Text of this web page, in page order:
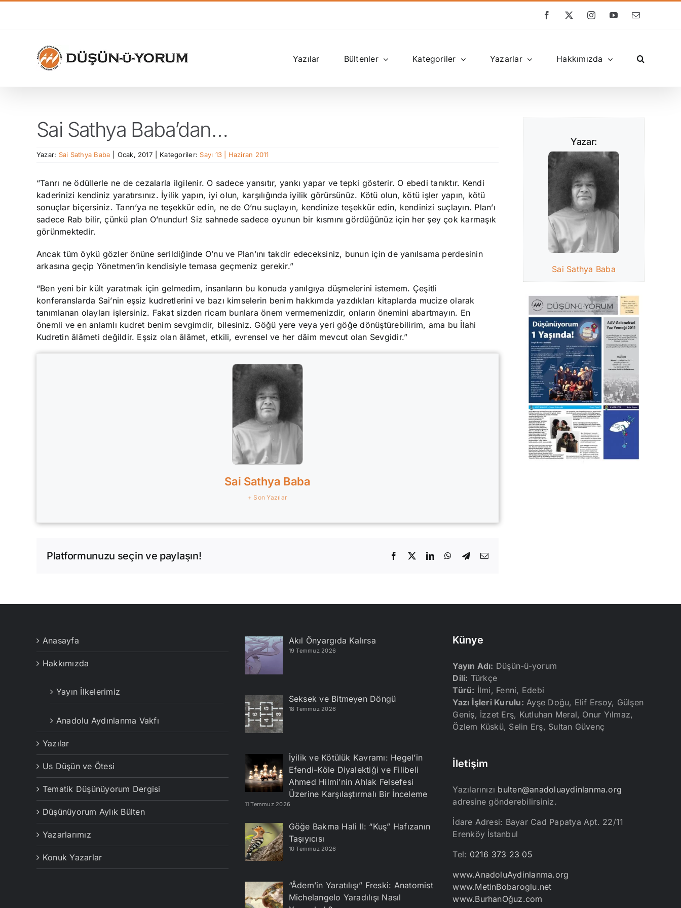
Facebook
X InstagramYouTube
E-
Yazılar Bültenler Kategoriler Yazarlar Hakkımızda
Sai Sathya Baba’dan…
Yazar: Sai Sathya Baba Ocak, 2017 Kategoriler: Sayı 13 | Haziran 2011
“Tanrı ne ödüllerle ne de cezalarla ilgilenir. O sadece yansıtır, yankı yapar ve tepki gösterir. O ebedi tanıktır. Kendi
kaderinizi kendiniz yaratırsınız. İyilik yapın, iyi olun, karşılığında iyilik görürsünüz. Kötü olun, kötü işler yapın, kötü
sonuçlar biçersiniz. Tanrı’ya ne teşekkür edin, ne de O’nu suçlayın, kendinize teşekkür edin, kendinizi suçlayın. Plan’ı
sadece Rab bilir, çünkü plan O’nundur! Siz sahnede sadece oyunun bir kısmını gördüğünüz için her şey çok karmaşık
görünmektedir.
Ancak tüm öykü gözler önüne serildiğinde O’nu ve Plan’ını takdir edeceksiniz, bunun için de yanılsama perdesinin
arkasına geçip Yönetmen’in kendisiyle temasa geçmeniz gerekir.”
“Ben yeni bir kült yaratmak için gelmedim, insanların bu konuda yanılgıya düşmelerini istemem. Çeşitli
konferanslarda Sai’nin eşsiz kudretlerini ve bazı kimselerin benim hakkımda yazdıkları kitaplarda mucize olarak
tanımlanan olayları işlersiniz. Fakat sizden ricam bunlara önem vermemenizdir, onların önemini abartmayın. En
önemli ve en anlamlı kudret benim sevgimdir, bilesiniz. Göğü yere veya yeri göğe dönüştürebilirim, ama bu İlahi
Kudretin âlâmeti değildir. Eşsiz olan âlâmet, etkili, evrensel ve her dâim mevcut olan Sevgidir.”
Sai Sathya Baba
+ Son Yazılar
Platformunuzu seçin ve paylaşın! Facebook LinkedInWhatsApp
Telegram
E-
Yazar:
Sai Sathya Baba
Anasayfa
Hakkımızda
Yayın İlkelerimiz
Anadolu Aydınlanma Vakfı
Yazılar
Us Düşün ve Ötesi
Tematik Düşünüyorum Dergisi
Düşünüyorum Aylık Bülten
Yazarlarımız
Konuk Yazarlar
Akıl Önyargıda Kalırsa
19 Temmuz 2026
Seksek ve Bitmeyen Döngü
18 Temmuz 2026
İyilik ve Kötülük Kavramı: Hegel’in
Efendi-Köle Diyalektiği ve Filibeli
Ahmed Hilmi’nin Ahlak Felsefesi
Üzerine Karşılaştırmalı Bir İnceleme
11 Temmuz 2026
Göğe Bakma Hali II: “Kuş” Hafızanın
Taşıyıcısı
10 Temmuz 2026
“Âdem’in Yaratılışı” Freski: Anatomist
Michelangelo Yaradılışı Nasıl
Künye
Yayın Adı: Düşün-ü-yorum
Dili: Türkçe
Türü: İlmi, Fenni, Edebi
Yazı İşleri Kurulu: Ayşe Doğu, Elif Ersoy, Gülşen
Geniş, İzzet Erş, Kutluhan Meral, Onur Yılmaz,
Özlem Küskü, Selin Erş, Sultan Güvenç
İletişim
Yazılarınızı bulten@anadoluaydinlanma.org
adresine gönderebilirsiniz.
İdare Adresi: Bayar Cad Papatya Apt. 22/11
Erenköy İstanbul
Tel: 0216 373 23 05
www.AnadoluAydinlanma.org
www.MetinBobaroglu.net
www.BurhanOğuz.com